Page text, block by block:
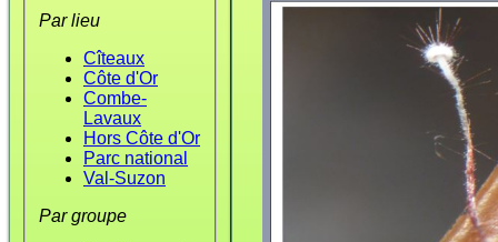
Par lieu
Cîteaux
Côte d'Or
Combe-
Lavaux
Hors Côte d'Or
Parc national
Val-Suzon
Par groupe